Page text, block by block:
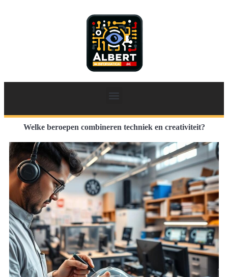
Welke beroepen combineren techniek en creativiteit?